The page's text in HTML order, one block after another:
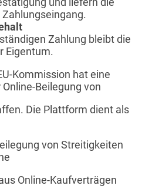
Zahlung bleibt die
Eigentum.
Kommission hat eine
Beilegung von
Die Plattform dient als
von Streitigkeiten
Online-Kaufverträgen